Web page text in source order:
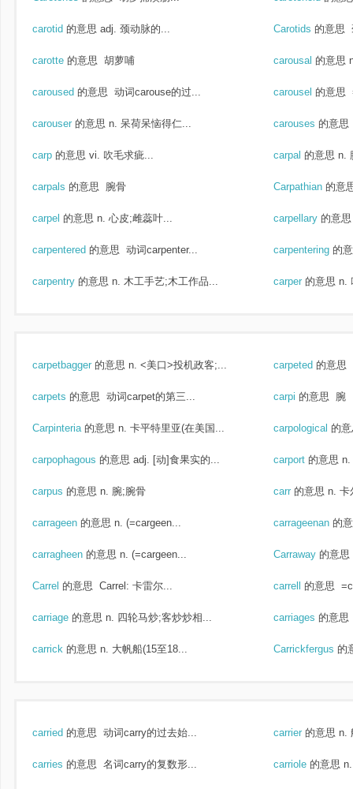
carotid 的意思 adj. 颈动脉的... Carotids 的意思
carotte 的意思 胡萝哺 carousal 的意思
caroused 的意思 动词carouse的过... carousel 的意思
carouser 的意思 n. 呆荷呆恼得仁... carouses 的意思
carp 的意思 vi. 吹毛求疵... carpal 的意思 n.
carpals 的意思 腕骨 Carpathian 的意
carpel 的意思 n. 心皮;雌蕊叶... carpellary 的意思
carpentered 的意思 动词carpenter... carpentering 的
carpentry 的意思 n. 木工手艺;木工作品... carper 的意思 n.
carpetbagger 的意思 n. <美口>投机政客;... carpeted 的意思
carpets 的意思 动词carpet的第三... carpi 的意思 腕
Carpinteria 的意思 n. 卡平特里亚(在美国... carpological 的
carpophagous 的意思 adj. [动]食果实的... carport 的意思
carpus 的意思 n. 腕;腕骨 carr 的意思 n. 卡
carrageen 的意思 n. (=cargeen... carrageenan 的
carragheen 的意思 n. (=cargeen... Carraway 的意思
Carrel 的意思 Carrel: 卡雷尔... carrell 的意思
carriage 的意思 n. 四轮马炒;客炒炒相... carriages 的意思
carrick 的意思 n. 大帆船(15至18... Carrickfergus 的
carried 的意思 动词carry的过去始... carrier 的意思 n.
carries 的意思 名词carry的复数形... carriole 的意思